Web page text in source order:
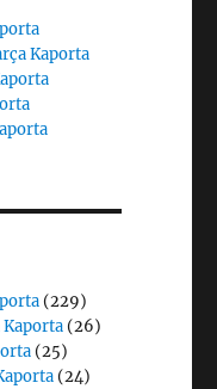
Kaporta
(229)
Kaporta (26)
(25)
(24)